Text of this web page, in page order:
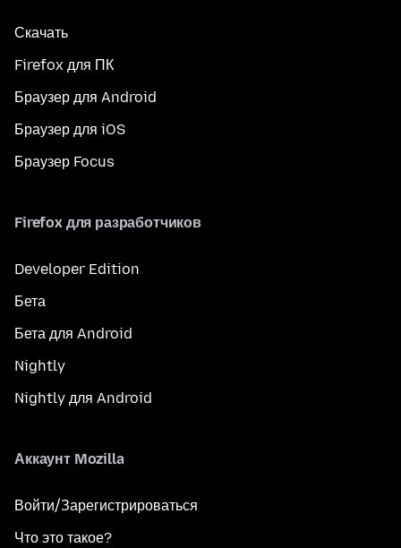
Скачать
Firefox для ПК
Браузер для Android
Браузер для iOS
Браузер Focus
Firefox для разработчиков
Developer Edition
Бета
Бета для Android
Nightly
Nightly для Android
Аккаунт Mozilla
Войти/Зарегистрироваться
Что это такое?